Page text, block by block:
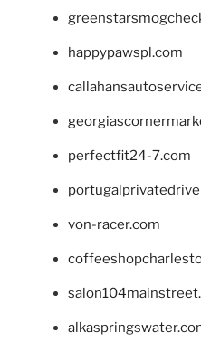
happypawspl.com
perfectfit24-7.com
von-racer.com